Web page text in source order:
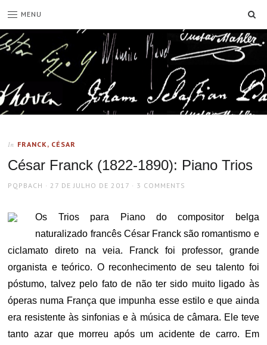
MENU
In FRANCK, CÉSAR
César Franck (1822-1890): Piano Trios
AUTHOR
PQPBACH
POSTED
27 DE JULHO DE 2017 3 COMMENTS
Os Trios para Piano do compositor belga
naturalizado francês César Franck são romantismo e
ciclamato direto na veia. Franck foi professor, grande
organista e teórico. O reconhecimento de seu talento foi
póstumo, talvez pelo fato de não ter sido muito ligado às
óperas numa França que impunha esse estilo e que ainda
era resistente às sinfonias e à música de câmara. Ele teve
tanto azar que morreu após um acidente de carro. Em